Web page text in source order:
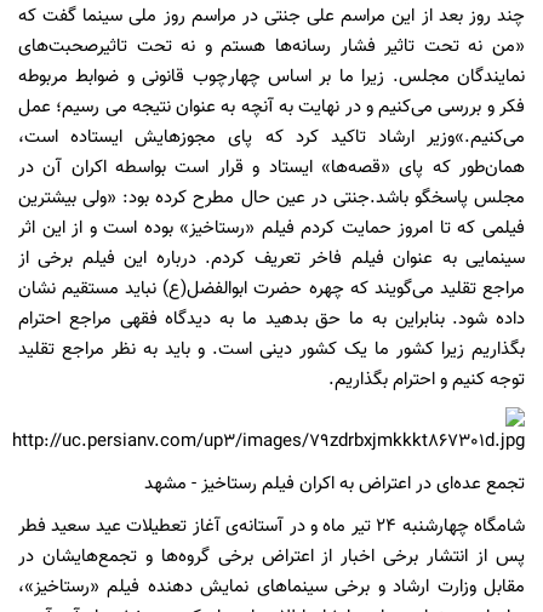
چند روز بعد از این مراسم علی جنتی در مراسم روز ملی سینما گفت که
«من نه تحت تاثیر فشار رسانه‌ها هستم و نه تحت تاثیرصحبت‌های
نمایندگان مجلس. زیرا ما بر اساس چهارچوب قانونی و ضوابط مربوطه
فکر و بررسی می‌کنیم و در نهایت به آنچه به عنوان نتیجه می رسیم؛ عمل
می‌کنیم.»وزیر ارشاد تاکید کرد که پای مجوزهایش ایستاده است،
همان‌طور که پای «قصه‌ها» ایستاد و قرار است بواسطه اکران آن در
مجلس پاسخگو باشد.جنتی در عین حال مطرح کرده بود: «ولی بیشترین
فیلمی که تا امروز حمایت کردم فیلم «رستاخیز» بوده است و از این اثر
سینمایی به عنوان فیلم فاخر تعریف کردم. درباره این فیلم برخی از
مراجع تقلید می‌گویند که چهره حضرت ابوالفضل(ع) نباید مستقیم نشان
داده شود. بنابراین به ما حق بدهید ما به دیدگاه فقهی مراجع احترام
بگذاریم زیرا کشور ما یک کشور دینی است. و باید به نظر مراجع تقلید
توجه کنیم و احترام بگذاریم.
تجمع عده‌ای در اعتراض به اکران فیلم رستاخیز - مشهد
شامگاه چهارشنبه 24 تیر ماه و در آستانه‌ی آغاز تعطیلات عید سعید فطر
پس از انتشار برخی اخبار از اعتراض برخی گروه‌ها و تجمع‌هایشان در
مقابل وزارت ارشاد و برخی سینماهای نمایش دهنده فیلم «رستاخیز»،